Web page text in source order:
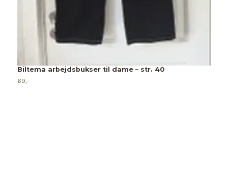
Biltema arbejdsbukser til dame – str. 40
69,-